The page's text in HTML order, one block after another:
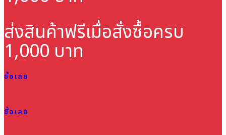
ส่งสินค้าฟรีเมื่อสั่งซื้อครบ
1,000 บาท
ซื้อเลย
ซื้อเลย